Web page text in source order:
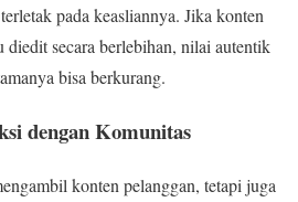
pada keasliannya. Jika konten
diedit secara berlebihan, nilai autentik
bisa berkurang.
dengan Komunitas
konten pelanggan, tetapi juga